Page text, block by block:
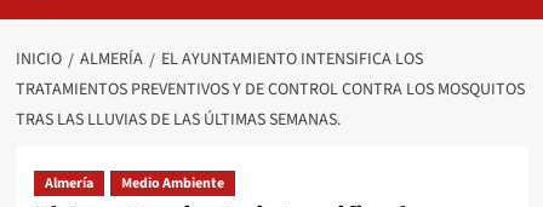
INICIO ALMERÍA
EL AYUNTAMIENTO INTENSIFICA LOS
TRATAMIENTOS PREVENTIVOS Y DE CONTROL CONTRA LOS MOSQUITOS
TRAS LAS LLUVIAS DE LAS ÚLTIMAS SEMANAS.
Almería Medio Ambiente